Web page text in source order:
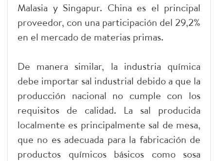
Malasia y Singapur. China es el principal
proveedor, con una participación del 29,2%
en el mercado de materias primas.
De manera similar, la industria química
debe importar sal industrial debido a que la
producción nacional no cumple con los
requisitos de calidad. La sal producida
localmente es principalmente sal de mesa,
que no es adecuada para la fabricación de
productos químicos básicos como sosa